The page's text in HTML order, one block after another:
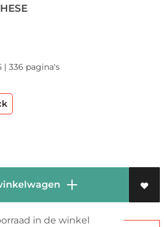
| 336 pagina's
in de winkel